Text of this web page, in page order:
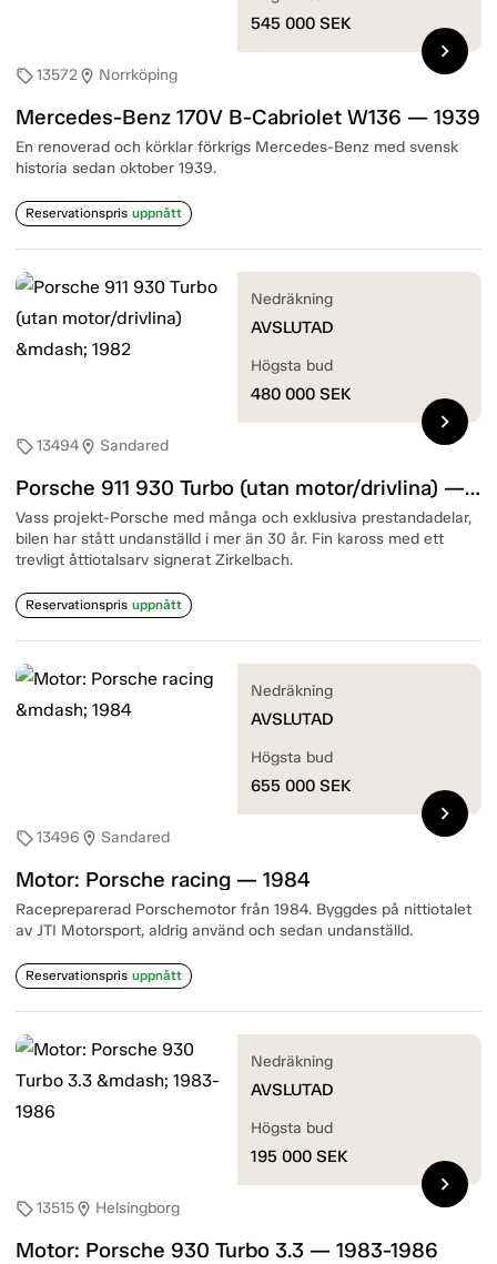
sell13572location_on Norrköping
Mercedes-Benz 170V B-Cabriolet W136 — 1939
En renoverad och körklar förkrigs Mercedes-Benz med svensk
historia sedan oktober 1939.
Reservationspris uppnått
545 000 SEK
chevron_right
sell13494location_on Sandared
Porsche 911 930 Turbo (utan motor/drivlina) — 1982
Vass projekt-Porsche med många och exklusiva prestandadelar,
bilen har stått undanställd i mer än 30 år. Fin kaross med ett
trevligt åttiotalsarv signerat Zirkelbach.
Reservationspris uppnått
Nedräkning
AVSLUTAD
Högsta bud
480 000 SEK
chevron_right
sell13496 location_on Sandared
Motor: Porsche racing — 1984
Racepreparerad Porschemotor från 1984. Byggdes på nittiotalet
av JTI Motorsport, aldrig använd och sedan undanställd.
Reservationspris uppnått
Nedräkning
AVSLUTAD
Högsta bud
655 000 SEK
chevron_right
sell13515location_on Helsingborg
Motor: Porsche 930 Turbo 3.3 — 1983-1986
Nedräkning
AVSLUTAD
Högsta bud
195 000 SEK
chevron_right